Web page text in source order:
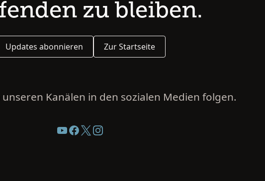
zu bleiben.
Updates abonnieren Zur Startseite
Kanälen in den sozialen Medien folgen.